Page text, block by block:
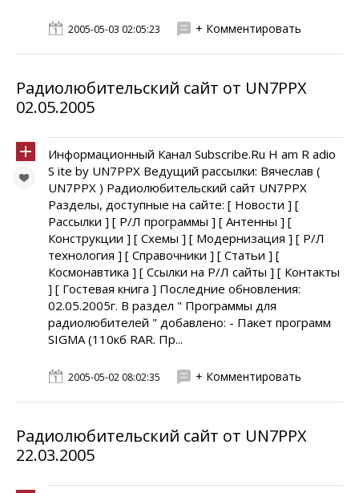
2005-05-03 02:05:23 + Комментировать
Радиолюбительский сайт от UN7PPX
02.05.2005
Информационный Канал Subscribe.Ru H am R adio
S ite by UN7PPX Ведущий рассылки: Вячеслав (
UN7PPX ) Радиолюбительский сайт UN7PPX
Разделы, доступные на сайте: [ Новости ] [
Рассылки ] [ Р/Л программы ] [ Антенны ] [
Конструкции ] [ Схемы ] [ Модернизация ] [ Р/Л
технология ] [ Справочники ] [ Статьи ] [
Космонавтика ] [ Ссылки на Р/Л сайты ] [ Контакты
] [ Гостевая книга ] Последние обновления:
02.05.2005г. В раздел " Программы для
радиолюбителей " добавлено: - Пакет программ
SIGMA (110кб RAR. Пр...
2005-05-02 08:02:35 + Комментировать
Радиолюбительский сайт от UN7PPX
22.03.2005